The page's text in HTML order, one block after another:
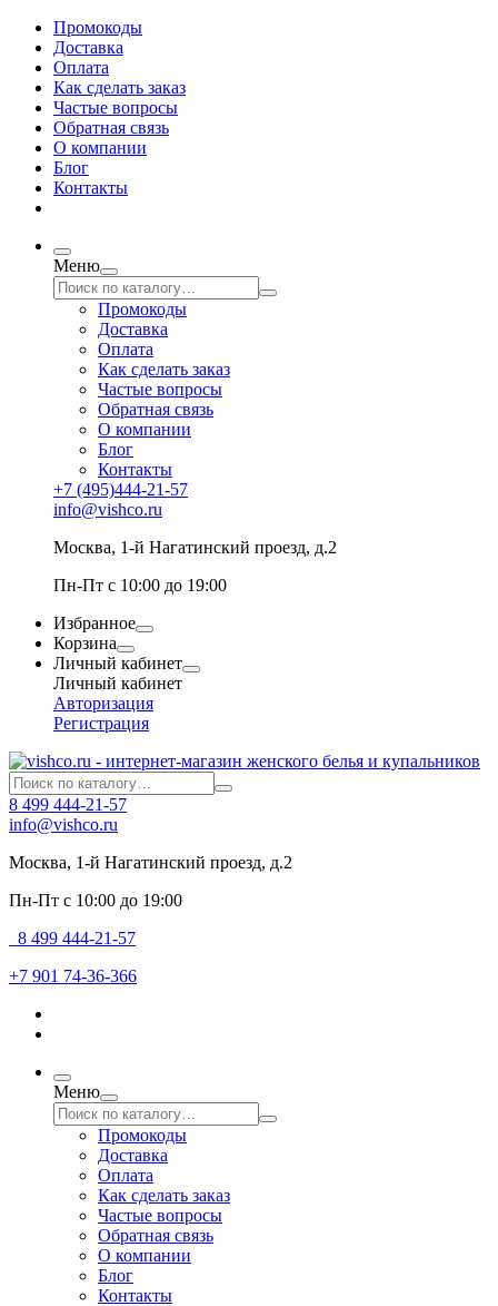
Промокоды
Доставка
Оплата
Как сделать заказ
Частые вопросы
Обратная связь
О компании
Блог
Контакты
Меню
Промокоды
Доставка
Оплата
Как сделать заказ
Частые вопросы
Обратная связь
О компании
Блог
Контакты
+7 (495)444-21-57
info@vishco.ru
Москва, 1-й Нагатинский проезд, д.2
Пн-Пт с 10:00 до 19:00
Избранное
Корзина
Личный кабинет
Личный кабинет
Авторизация
Регистрация
8 499 444-21-57
info@vishco.ru
Москва, 1-й Нагатинский проезд, д.2
Пн-Пт с 10:00 до 19:00
8 499 444-21-57
+7 901 74-36-366
Меню
Промокоды
Доставка
Оплата
Как сделать заказ
Частые вопросы
Обратная связь
О компании
Блог
Контакты